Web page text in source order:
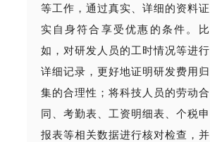
等工作，通过真实、详细的资料证
实自身符合享受优惠的条件。比
如，对研发人员的工时情况等进行
详细记录，更好地证明研发费用归
集的合理性；将科技人员的劳动合
同、考勤表、工资明细表、个税申
报表等相关数据进行核对检查，并